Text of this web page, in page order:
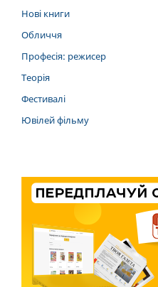
Нові книги
Обличчя
Професія: режисер
Теорія
Фестивалі
Ювілей фільму